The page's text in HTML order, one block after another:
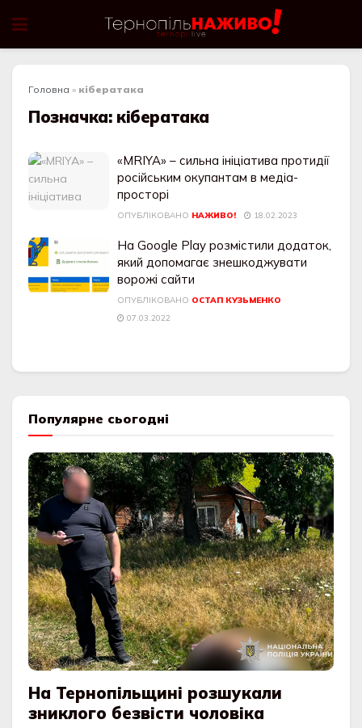
Головна » кібератака
Позначка: кібератака
«MRIYA» – сильна ініціатива протидії
російським окупантам в медіа-
просторі
ОПУБЛІКОВАНО НАЖИВО! 18.02.2023
На Google Play розмістили додаток,
який допомагає знешкоджувати
ворожі сайти
ОПУБЛІКОВАНО ОСТАП КУЗЬМЕНКО
07.03.2022
Популярне сьогодні
На Тернопільщині розшукали
зниклого безвісти чоловіка